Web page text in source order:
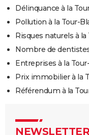
Délinquance à la
Pollution à la Tour-
Risques naturels à
Nombre de
Entreprises à la
Prix immobilier à la
Référendum à la